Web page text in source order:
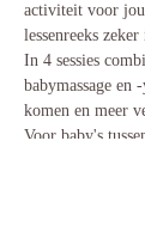
activiteit voor
lessenreeks
In 4 sessies
babymassage en
komen en meer
Voor baby's